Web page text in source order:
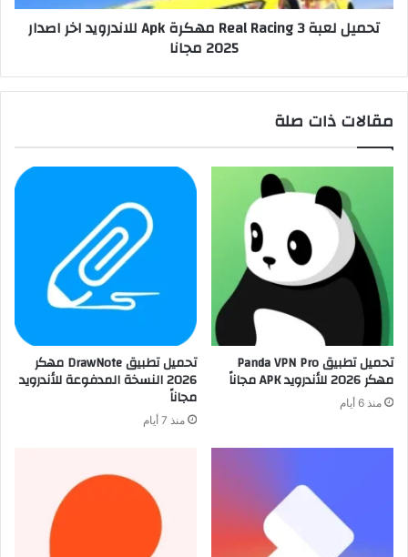
تحميل لعبة Real Racing 3 مهكرة Apk للاندرويد اخر اصدار
2025 مجانا
مقالات ذات صلة
تحميل تطبيق Panda VPN Pro
مهكر 2026 للأندرويد APK مجاناً
منذ 6 أيام
تحميل تطبيق DrawNote مهكر
2026 النسخة المدفوعة للأندرويد
مجاناً
منذ 7 أيام